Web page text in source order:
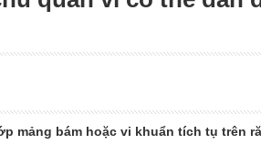
mảng bám hoặc vi khuẩn tích tụ trên